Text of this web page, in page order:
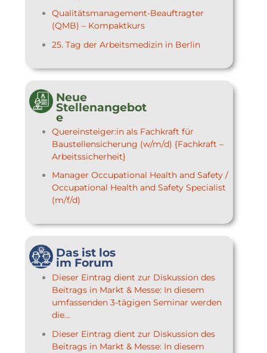
Qualitätsmanagement-Beauftragter
(QMB) – Kompaktkurs
25. Tag der Arbeitsmedizin in Berlin
Neue
Stellenangebot
e
Quereinsteiger:in als Fachkraft für
Baustellensicherung (w/m/d) {Fachkraft –
Arbeitssicherheit}
Manager Occupational Health and Safety /
Occupational Health and Safety Specialist
(m/f/d)
Das ist los
im Forum
Dieser Eintrag dient zur Diskussion des
Beitrags in Markt & Messe: In diesem
umfassenden 3-tägigen Seminar werden
die...
Dieser Eintrag dient zur Diskussion des
Beitrags in Markt & Messe: In diesem